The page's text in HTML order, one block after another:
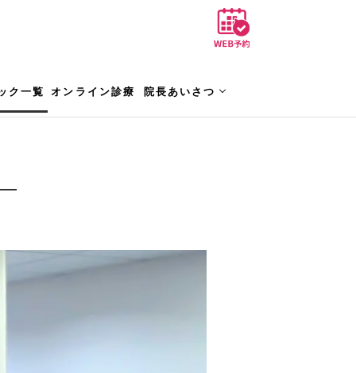
ク一覧 オンライン診療 院長あいさつ